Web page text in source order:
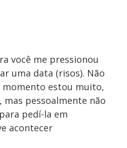
você me pressionou
uma data (risos). Não
momento estou muito,
pessoalmente não
pedí-la em
acontecer